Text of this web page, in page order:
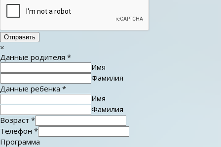
Отправить
×
Данные родителя *
Имя
Фамилия
Данные ребенка *
Имя
Фамилия
Возраст *
Телефон *
Программа